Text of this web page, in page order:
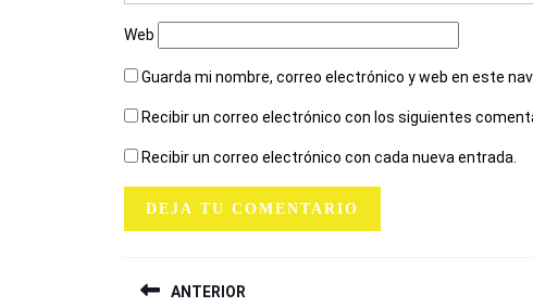
Web
Guarda mi nombre, correo electrónico y web en este
Recibir un correo electrónico con los siguientes
Recibir un correo electrónico con cada nueva entrada.
ANTERIOR